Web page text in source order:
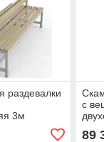
раздевалки
3м
с
89